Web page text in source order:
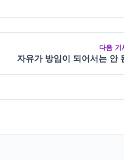
다음
자유가 방임이 되어서는 안